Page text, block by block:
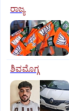
ರಾಜ್ಯ
ಶಿವಮೊಗ್ಗ